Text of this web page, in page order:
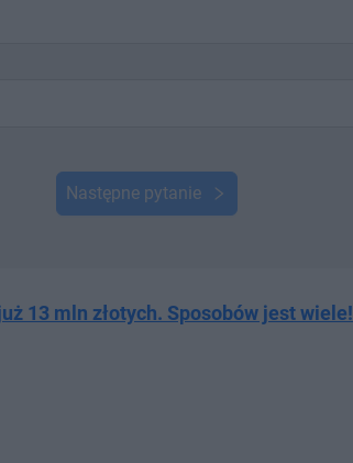
Następne pytanie
13 mln złotych. Sposobów jest wiele!